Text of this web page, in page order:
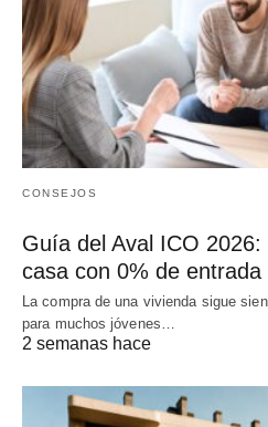
CONSEJOS
Guía del Aval ICO
casa con 0% de entrada
La compra de una vivienda sigue
para muchos jóvenes…
2 semanas hace